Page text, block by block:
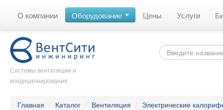
О компании Оборудование Цены Услуги
Системы вентиляции и
кондиционирования
Главная / Каталог / Вентиляция / Электрические